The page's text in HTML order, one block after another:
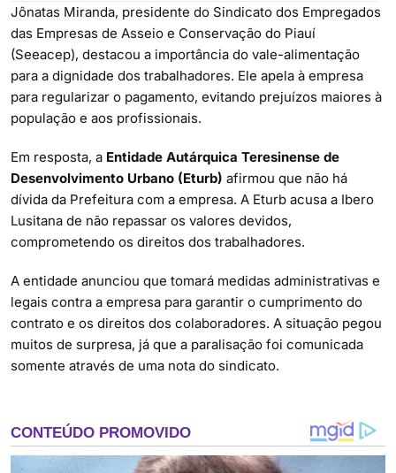
Jônatas Miranda, presidente do Sindicato dos Empregados
das Empresas de Asseio e Conservação do Piauí
(Seeacep), destacou a importância do vale-alimentação
para a dignidade dos trabalhadores. Ele apela à empresa
para regularizar o pagamento, evitando prejuízos maiores à
população e aos profissionais.
Em resposta, a Entidade Autárquica Teresinense de
Desenvolvimento Urbano (Eturb) afirmou que não há
dívida da Prefeitura com a empresa. A Eturb acusa a Ibero
Lusitana de não repassar os valores devidos,
comprometendo os direitos dos trabalhadores.
A entidade anunciou que tomará medidas administrativas e
legais contra a empresa para garantir o cumprimento do
contrato e os direitos dos colaboradores. A situação pegou
muitos de surpresa, já que a paralisação foi comunicada
somente através de uma nota do sindicato.